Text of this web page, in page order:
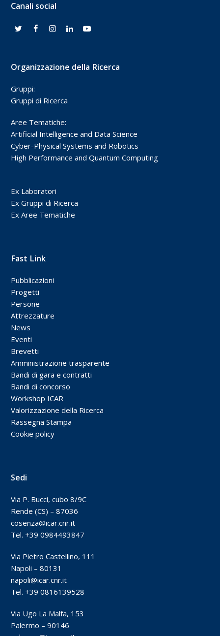
Canali social
Organizzazione della Ricerca
Gruppi:
Gruppi di Ricerca
Aree Tematiche:
Artificial Intelligence and Data Science
Cyber-Physical Systems and Robotics
High Performance and Quantum Computing
Ex Laboratori
Ex Gruppi di Ricerca
Ex Aree Tematiche
Fast Link
Pubblicazioni
Progetti
Persone
Attrezzature
News
Eventi
Brevetti
Amministrazione trasparente
Bandi di gara e contratti
Bandi di concorso
Workshop ICAR
Valorizzazione della Ricerca
Rassegna Stampa
Cookie policy
Sedi
Via P. Bucci, cubo 8/9C
Rende (CS) – 87036
cosenza@icar.cnr.it
Tel. +39 0984493847
Via Pietro Castellino, 111
Napoli – 80131
napoli@icar.cnr.it
Tel. +39 0816139528
Via Ugo La Malfa, 153
Palermo – 90146